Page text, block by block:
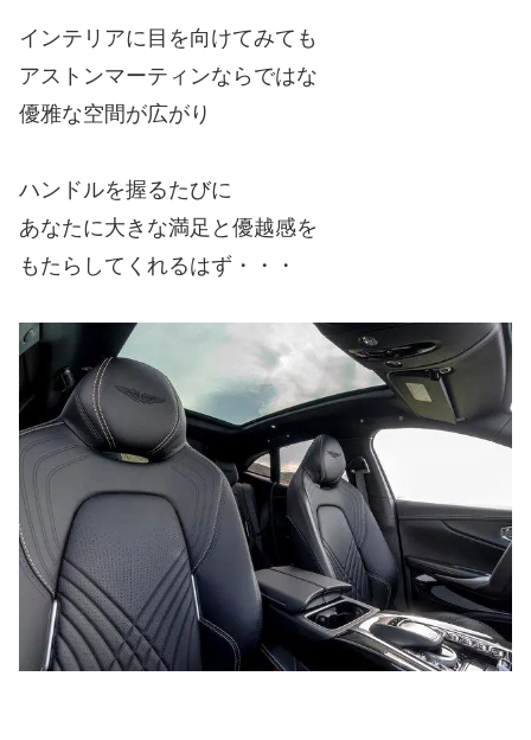
インテリアに目を向けてみても
アストンマーティンならではな
優雅な空間が広がり
ハンドルを握るたびに
あなたに大きな満足と優越感を
もたらしてくれるはず・・・